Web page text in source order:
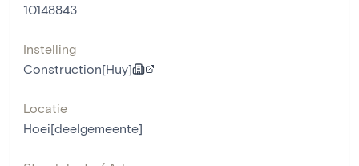
10148843
Instelling
Construction[Huy]
Locatie
Hoei[deelgemeente]